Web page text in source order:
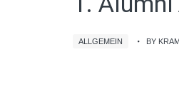
ALLGEMEIN BY